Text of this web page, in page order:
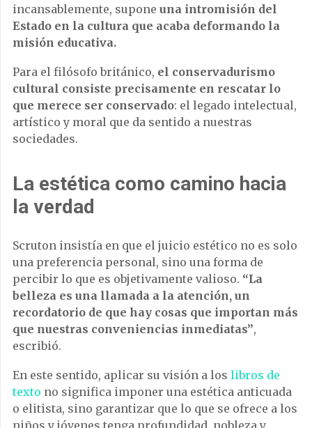
incansablemente, supone una intromisión del
Estado en la cultura que acaba deformando la
misión educativa.
Para el filósofo británico, el conservadurismo
cultural consiste precisamente en rescatar lo
que merece ser conservado: el legado intelectual,
artístico y moral que da sentido a nuestras
sociedades.
La estética como camino hacia
la verdad
Scruton insistía en que el juicio estético no es solo
una preferencia personal, sino una forma de
percibir lo que es objetivamente valioso. “La
belleza es una llamada a la atención, un
recordatorio de que hay cosas que importan más
que nuestras conveniencias inmediatas”,
escribió.
En este sentido, aplicar su visión a los libros de
texto no significa imponer una estética anticuada
o elitista, sino garantizar que lo que se ofrece a los
niños y jóvenes tenga profundidad, nobleza y